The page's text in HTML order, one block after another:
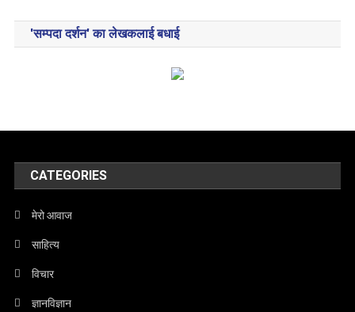
'सम्पदा दर्शन' का लेखकलाई बधाई
CATEGORIES
मेरो आवाज
साहित्य
विचार
ज्ञानविज्ञान